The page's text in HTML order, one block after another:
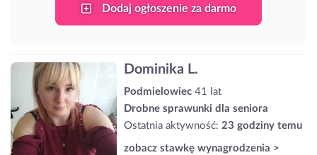
Dodaj ogłoszenie za darmo
Dominika L.
Podmielowiec 41 lat
Drobne sprawunki dla seniora
Ostatnia aktywność: 23 godziny temu
zobacz stawkę wynagrodzenia >